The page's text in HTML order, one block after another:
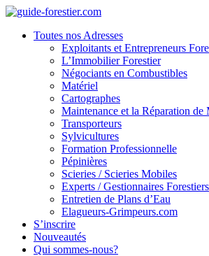
Toutes nos Adresses
Exploitants et Entrepreneurs
L’Immobilier Forestier
Négociants en Combustibles
Matériel
Cartographes
Maintenance et la Réparation de
Transporteurs
Sylvicultures
Formation Professionnelle
Pépinières
Scieries / Scieries Mobiles
Experts / Gestionnaires Forestiers
Entretien de Plans d’Eau
Elagueurs-Grimpeurs.com
S’inscrire
Nouveautés
Qui sommes-nous?